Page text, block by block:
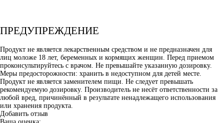
ПРЕДУПРЕЖДЕНИЕ
Продукт не является лекарственным средством и не предназначен для
лиц моложе 18 лет, беременных и кормящих женщин. Перед приемом
проконсультируйтесь с врачом. Не превышайте указанную дозировку.
Меры предосторожности: хранить в недоступном для детей месте.
Продукт не является заменителем пищи. Не следует превышать
рекомендуемую дозировку. Производитель не несёт ответственности за
любой вред, причинённый в результате ненадлежащего использования
или хранения продукта.
Добавить отзыв